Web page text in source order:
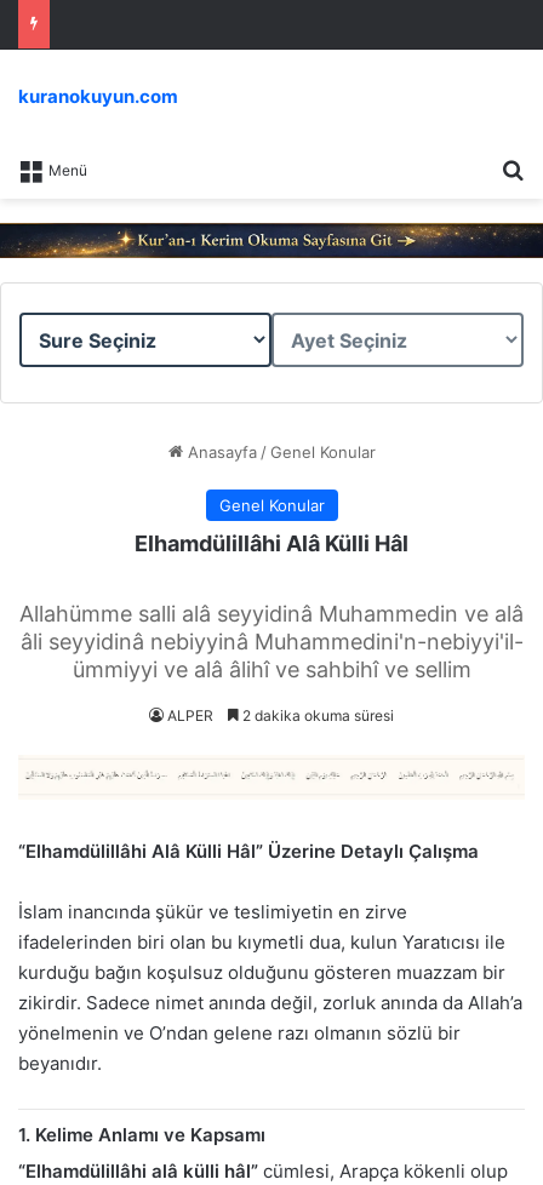
Menü
kuranokuyun.com
Sure
Ayet
Anasayfa / Genel Konular
Genel Konular
Elhamdülillâhi Alâ Külli Hâl
Allahümme salli alâ seyyidinâ Muhammedin ve alâ
âli seyyidinâ nebiyyinâ Muhammedini'n-nebiyyi'il-
ümmiyyi ve alâ âlihî ve sahbihî ve sellim
ALPER 2 dakika okuma süresi
“Elhamdülillâhi Alâ Külli Hâl” Üzerine Detaylı Çalışma
İslam inancında şükür ve teslimiyetin en zirve
ifadelerinden biri olan bu kıymetli dua, kulun Yaratıcısı ile
kurduğu bağın koşulsuz olduğunu gösteren muazzam bir
zikirdir. Sadece nimet anında değil, zorluk anında da Allah’a
yönelmenin ve O’ndan gelene razı olmanın sözlü bir
beyanıdır.
1. Kelime Anlamı ve Kapsamı
“Elhamdülillâhi alâ külli hâl” cümlesi, Arapça kökenli olup